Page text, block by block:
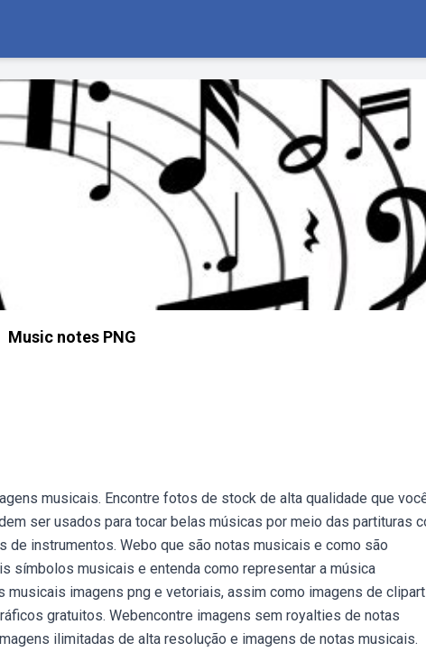
Music notes PNG
musicais. Encontre fotos de stock de alta qualidade que
ser usados para tocar belas músicas por meio das partituras
de instrumentos. Webo que são notas musicais e como são
símbolos musicais e entenda como representar a música
musicais imagens png e vetoriais, assim como imagens de clipart
gratuitos. Webencontre imagens sem royalties de notas
ilimitadas de alta resolução e imagens de notas musicais.